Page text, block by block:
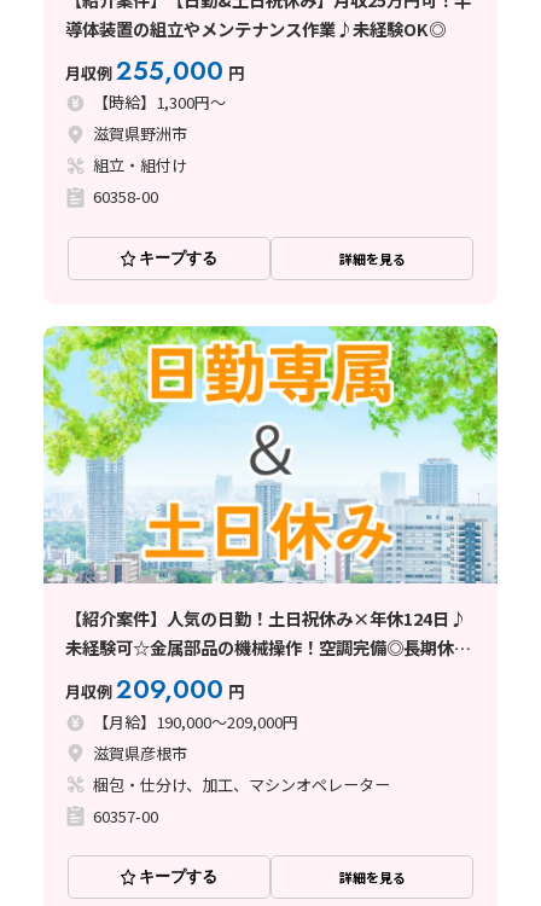
導体装置の組立やメンテナンス作業♪未経験OK◎
月収例255,000 円
【時給】1,300円～
滋賀県野洲市
組立・組付け
60358-00
キープする 詳細を見る
【紹介案件】人気の日勤！土日祝休み×年休124日♪
未経験可☆金属部品の機械操作！空調完備◎長期休暇
月収例209,000 円
【月給】190,000～209,000円
滋賀県彦根市
梱包・仕分け、加工、マシンオペレーター
60357-00
キープする 詳細を見る